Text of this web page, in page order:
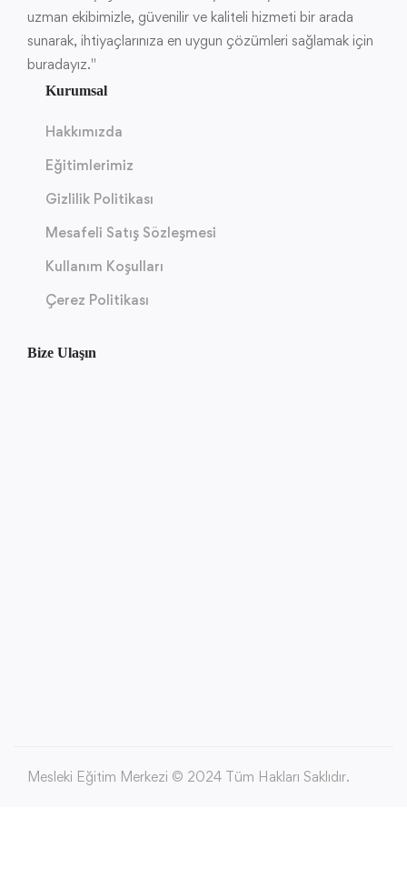
uzman ekibimizle, güvenilir ve kaliteli hizmeti bir arada
sunarak, ihtiyaçlarınıza en uygun çözümleri sağlamak için
buradayız."
Kurumsal
Hakkımızda
Eğitimlerimiz
Gizlilik Politikası
Mesafeli Satış Sözleşmesi
Kullanım Koşulları
Çerez Politikası
Bize Ulaşın
Mesleki Eğitim Merkezi © 2024 Tüm Hakları Saklıdır.